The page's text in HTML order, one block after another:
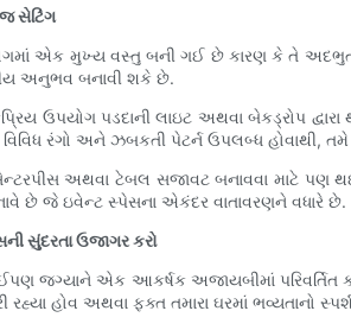
સેટિંગ
એક મુખ્ય વસ્તુ બની ગઈ છે કારણ કે તે અદભુત
અનુભવ બનાવી શકે છે.
ઉપયોગ પડદાની લાઇટ અથવા બેકડ્રોપ
રંગો અને ઝબકતી પેટર્ન ઉપલબ્ધ હોવાથી,
અથવા ટેબલ સજાવટ બનાવવા માટે પણ
જે ઇવેન્ટ સ્પેસના એકંદર વાતાવરણને વધારે છે.
સુંદરતા ઉજાગર કરો
જગ્યાને એક આકર્ષક અજાયબીમાં પરિવર્તિત
હોવ અથવા ફક્ત તમારા ઘરમાં ભવ્યતાનો